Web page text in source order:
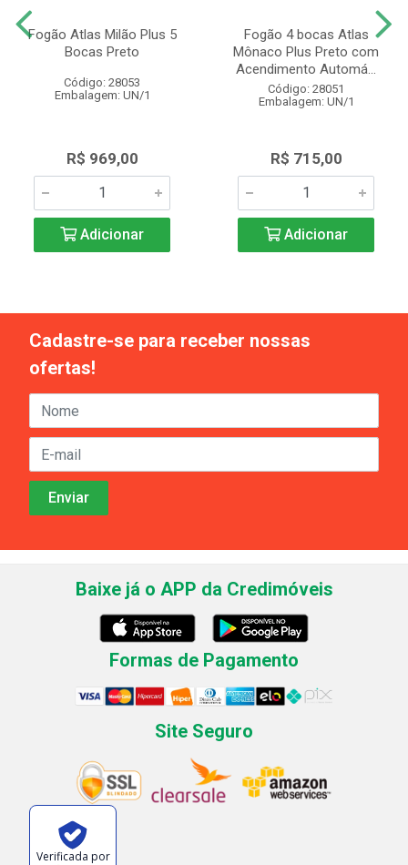
Fogão Atlas Milão Plus 5
Bocas Preto
Código: 28053
Embalagem: UN/1
R$ 969,00
Adicionar
Fogão 4 bocas Atlas
Mônaco Plus Preto com
Acendimento Automá...
Código: 28051
Embalagem: UN/1
R$ 715,00
Adicionar
Cadastre-se para receber nossas
ofertas!
Baixe já o APP da Credimóveis
Formas de Pagamento
Site Seguro
Verificada por